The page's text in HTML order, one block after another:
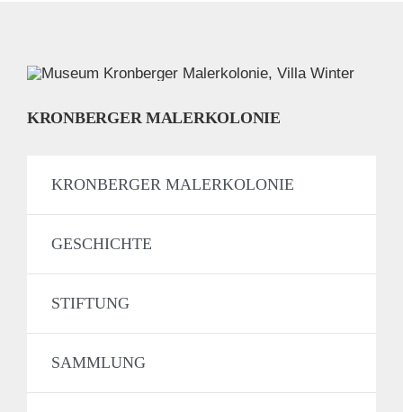
KRONBERGER MALERKOLONIE
KRONBERGER MALERKOLONIE
GESCHICHTE
STIFTUNG
SAMMLUNG